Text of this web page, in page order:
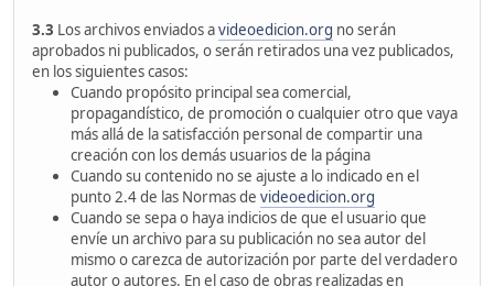
3.3 Los archivos enviados avideoedicion.org no serán
aprobados ni publicados, o serán retirados una vez publicados,
en los siguientes casos:
Cuando propósito principal sea comercial,
propagandístico, de promoción o cualquier otro que vaya
más allá de la satisfacción personal de compartir una
creación con los demás usuarios de la página
Cuando su contenido no se ajuste a lo indicado en el
punto 2.4 de las Normas de videoedicion.org
Cuando se sepa o haya indicios de que el usuario que
envíe un archivo para su publicación no sea autor del
mismo o carezca de autorización por parte del verdadero
autor o autores. En el caso de obras realizadas en